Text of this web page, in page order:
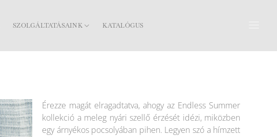
SZOLGÁLTATÁSAINK KATALÓGUS
Érezze magát elragadtatva, ahogy az Endless Summer
kollekció a meleg nyári szellő érzését idézi, miközben
egy árnyékos pocsolyában pihen. Legyen szó a hímzett